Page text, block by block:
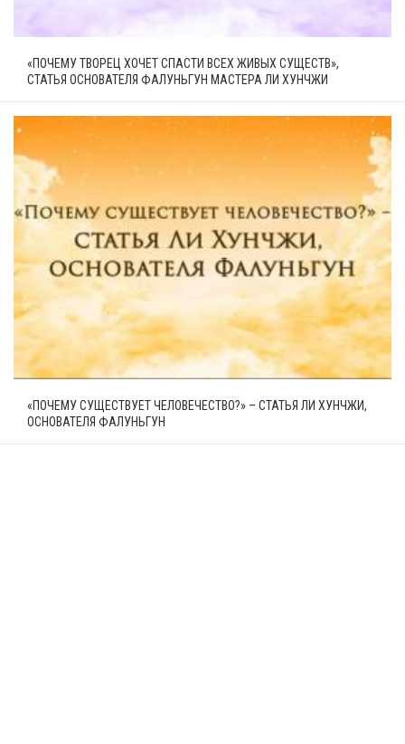
«ПОЧЕМУ ТВОРЕЦ ХОЧЕТ СПАСТИ ВСЕХ ЖИВЫХ СУЩЕСТВ»,
СТАТЬЯ ОСНОВАТЕЛЯ ФАЛУНЬГУН МАСТЕРА ЛИ ХУНЧЖИ
«ПОЧЕМУ СУЩЕСТВУЕТ ЧЕЛОВЕЧЕСТВО?» – СТАТЬЯ ЛИ ХУНЧЖИ,
ОСНОВАТЕЛЯ ФАЛУНЬГУН